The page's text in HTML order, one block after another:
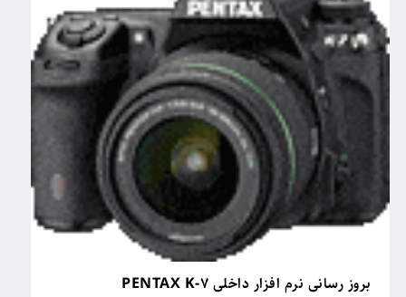
بروز رسانی نرم افزار داخلی PENTAX K-7